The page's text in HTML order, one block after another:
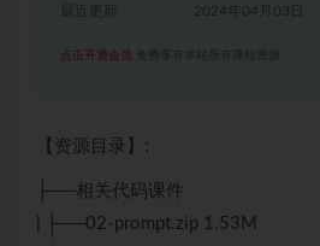
2024年04月03日
点击开通会员 免费享有本站所有课程资源
【资源目录】:
├──相关代码课件
| ├──02-prompt.zip 1.53M